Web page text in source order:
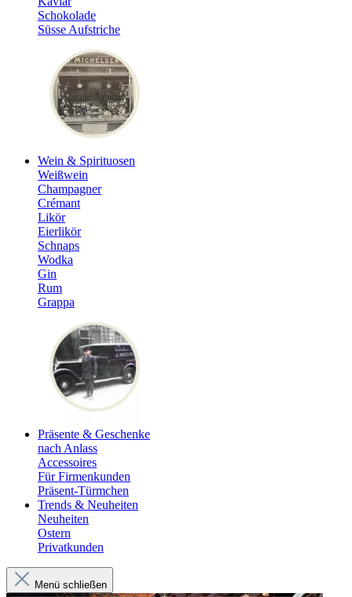
Schokolade
Süsse Aufstriche
Wein & Spirituosen
Weißwein
Champagner
Crémant
Likör
Eierlikör
Schnaps
Wodka
Gin
Rum
Grappa
Präsente & Geschenke
nach Anlass
Accessoires
Für Firmenkunden
Präsent-Türmchen
Trends & Neuheiten
Neuheiten
Ostern
Privatkunden
Menü schließen